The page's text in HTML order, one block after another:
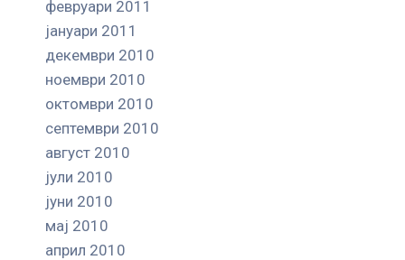
февруари 2011
јануари 2011
декември 2010
ноември 2010
октомври 2010
септември 2010
август 2010
јули 2010
јуни 2010
мај 2010
април 2010